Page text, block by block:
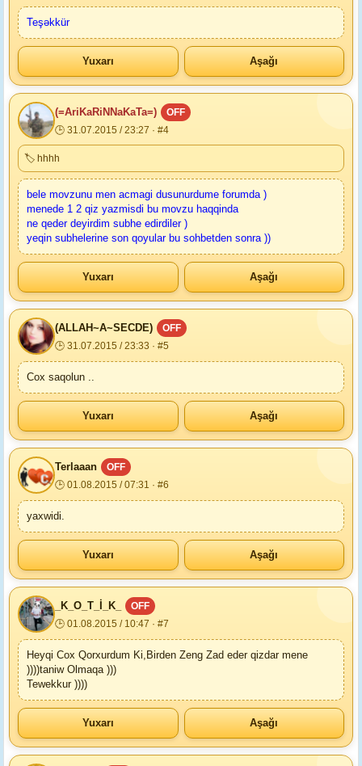
Teşəkkür
Yuxarı Aşağı
(=AriKaRiNNaKaTa=)
OFF
🕒 31.07.2015 / 23:27 · #4
🏷 hhhh
bele movzunu men acmagi dusunurdume forumda )
menede 1 2 qiz yazmisdi bu movzu haqqinda
ne qeder deyirdim subhe edirdiler )
yeqin subhelerine son qoyular bu sohbetden sonra ))
Yuxarı Aşağı
(ALLAH~A~SECDE)
OFF
🕒 31.07.2015 / 23:33 · #5
Cox saqolun ..
Yuxarı Aşağı
Terlaaan
OFF
🕒 01.08.2015 / 07:31 · #6
yaxwidi.
Yuxarı Aşağı
_K_O_T_İ_K_
OFF
🕒 01.08.2015 / 10:47 · #7
Heyqi Cox Qorxurdum Ki,Birden Zeng Zad eder qizdar mene
))))taniw Olmaqa )))
Tewekkur ))))
Yuxarı Aşağı